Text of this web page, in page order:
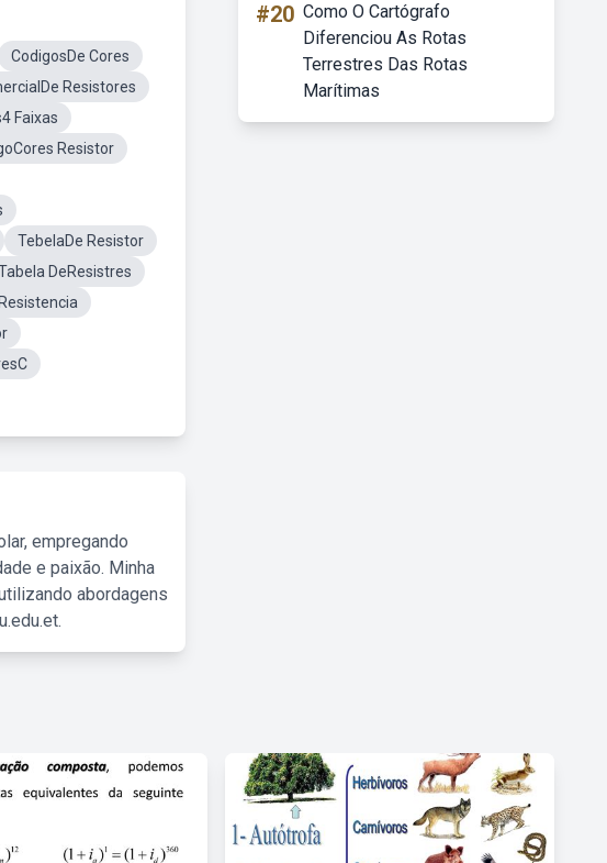
CodigosDe Cores
Resistores
Faixas
Resistor
TebelaDe Resistor
DeResistres
empregando
e paixão. Minha
abordagens
#20 Como O Cartógrafo
Diferenciou As Rotas
Terrestres Das Rotas
Marítimas